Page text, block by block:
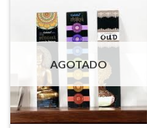
AGOTADO